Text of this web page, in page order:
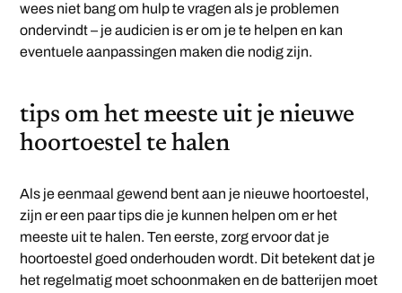
wees niet bang om hulp te vragen als je problemen
ondervindt – je audicien is er om je te helpen en kan
eventuele aanpassingen maken die nodig zijn.
tips om het meeste uit je nieuwe
hoortoestel te halen
Als je eenmaal gewend bent aan je nieuwe hoortoestel,
zijn er een paar tips die je kunnen helpen om er het
meeste uit te halen. Ten eerste, zorg ervoor dat je
hoortoestel goed onderhouden wordt. Dit betekent dat je
het regelmatig moet schoonmaken en de batterijen moet